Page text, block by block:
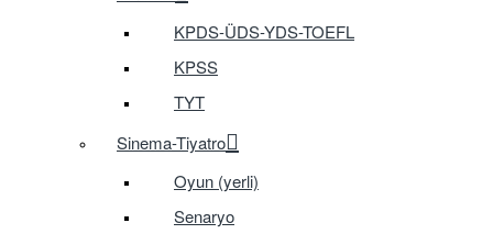
KPDS-ÜDS-YDS-TOEFL
KPSS
TYT
Sinema-Tiyatro
Oyun (yerli)
Senaryo